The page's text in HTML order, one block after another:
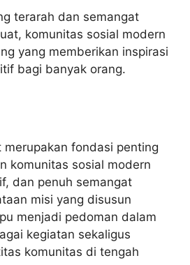
terarah dan semangat
komunitas sosial modern
yang memberikan inspirasi
bagi banyak orang.
fondasi penting
komunitas sosial modern
dan penuh semangat
misi yang disusun
menjadi pedoman dalam
kegiatan sekaligus
komunitas di tengah